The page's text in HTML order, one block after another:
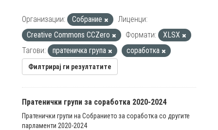
Организации: Собрание
Лиценци:
Creative Commons CCZero
Формати:
XLSX
Тагови:
пратеничка група соработка
Филтрирај ги резултатите
Пратенички групи за соработка 2020-2024
Пратенички групи на Собранието за соработка со другите
парламенти 2020-2024